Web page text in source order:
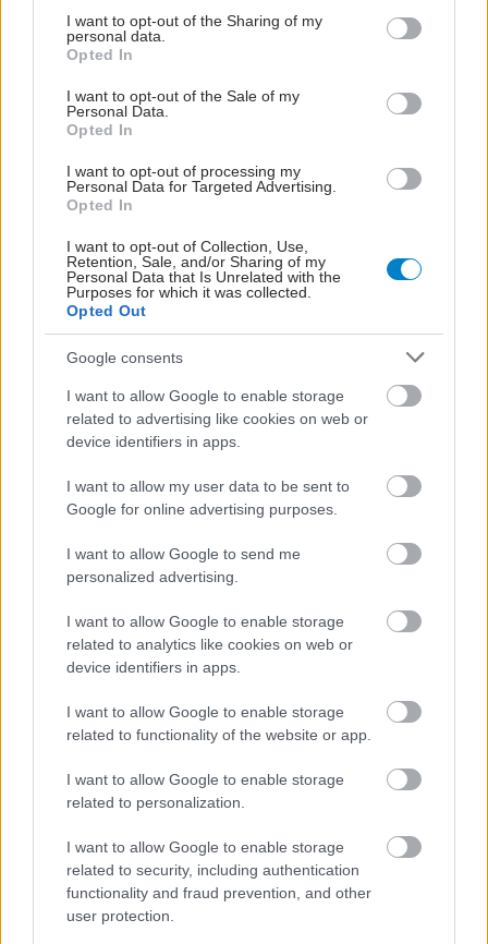
not limited to your visit or usage behaviour. You may click to
grant or deny consent to Google and its third-party tags to
use your data for below specified purposes in below Google
consent section.
I want to opt-out of the Sharing of my
personal data.
Opted In
I want to opt-out of the Sale of my
Personal Data.
Opted In
I want to opt-out of processing my
Personal Data for Targeted Advertising.
Opted In
I want to opt-out of Collection, Use,
Retention, Sale, and/or Sharing of my
Personal Data that Is Unrelated with the
Purposes for which it was collected.
Opted Out
Google consents
I want to allow Google to enable storage
related to advertising like cookies on web or
device identifiers in apps.
I want to allow my user data to be sent to
Google for online advertising purposes.
I want to allow Google to send me
personalized advertising.
I want to allow Google to enable storage
related to analytics like cookies on web or
device identifiers in apps.
I want to allow Google to enable storage
related to functionality of the website or app.
I want to allow Google to enable storage
related to personalization.
I want to allow Google to enable storage
related to security, including authentication
functionality and fraud prevention, and other
user protection.